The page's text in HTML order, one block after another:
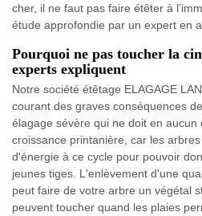
cher, il ne faut pas faire étêter à
étude approfondie par un expert en
Pourquoi ne pas toucher la
experts expliquent
Notre société étêtage ELAGAGE
courant des graves conséquences de
élagage sévère qui ne doit en aucun
croissance printanière, car les
d'énergie à ce cycle pour pouvoir
jeunes tiges. L'enlèvement d'une
peut faire de votre arbre un végétal
peuvent toucher quand les plaies